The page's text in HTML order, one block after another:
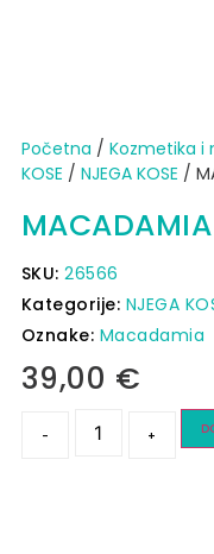
Početna / Kozmetika i
KOSE / NJEGA KOSE /
SKU:26566
Kategorije: NJEGA
Oznake: Macadamia
39,00 €
- +